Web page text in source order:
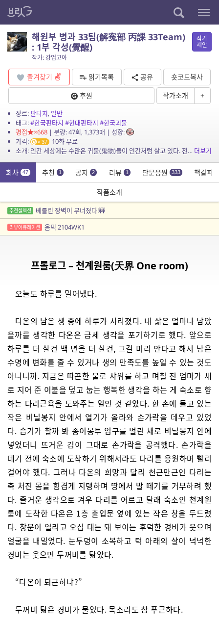
해원부 병과 33팀(解寃部 丙課 33Team)
: 1부 각성(覺醒)
작가: 강엄고아
작가
제안
즐겨찾기 읽기목록 공유
숏코드복사
후원
작가소개 +
장르:판타지, 일반
태그:#한국판타지 #현대판타지 #한국괴물
평점
×668| 분량: 47회, 1,373매 | 성향:
가격:
37
10화 무료
소개: 인간 세상에는 수많은 귀물(鬼物)들이 인간처럼 살고 있다. 전설의 고향에서 보거나 옛날이야기 속에서 들었던 도깨비, 백여우 같은 흔한 괴물부터 몽달귀신, 처녀귀신, 악귀 같은 귀신... 더보기
회차 47 추천 1 공지 2 리뷰 1 단문응원 333 책갈피
작품소개
추천셀렉션 베를린 장벽이 무너졌다!🚧
리뷰어큐레이션 옴픽 2104WK1
프롤로그 – 천계원룸(天界 One room)
오늘도 하루를 밀어냈다.
다온의 남은 생 중에 하루가 사라졌다. 내 삶은 얼마나 남았
을까를 생각한 다온은 금세 생각을 포기하기로 했다. 앞으로
하루를 더 살건 백 년을 더 살건, 그걸 미리 안다고 해서 남은
수명에 변화를 줄 수 있거나 생의 만족도를 높일 수 있는 것도
아니니까. 지금은 따끈한 물로 샤워를 하고 며칠 전 엄마가 새
로 지어 준 이불을 덮고 눕는 행복한 생각을 하는 게 숙소로 향
하는 다리근육을 도와주는 일인 것 같았다. 한 손에 들고 있는
작은 비닐봉지 안에서 열기가 올라와 손가락을 데우고 있었
다. 습기가 찰까 봐 종이봉투 입구를 벌린 채로 비닐봉지 안에
넣었더니 뜨거운 김이 그대로 손가락을 공격했다. 손가락을
데기 전에 숙소에 도착하기 위해서라도 다리를 응원하며 빨리
걸어야 했다. 그러나 다온의 희망과 달리 천근만근인 다리는
축 처진 몸을 힘겹게 지탱하며 땅에서 발 떼기를 거부하려 했
다. 즐거운 생각으로 겨우 다리를 어르고 달래 숙소인 천계원
룸에 도착한 다온은 1층 출입문 옆에 있는 작은 창을 두드렸
다. 창문이 열리고 오십 대는 돼 보이는 후덕한 경비가 웃으며
얼굴을 내밀었다. 눈두덩이 소복하고 턱 아래의 살이 넉넉한
경비는 웃으면 두꺼비를 닮았다.
“다온이 퇴근하냐?”
두꺼비 닮은 경비가 물었다. 목소리도 참 푸근하다.